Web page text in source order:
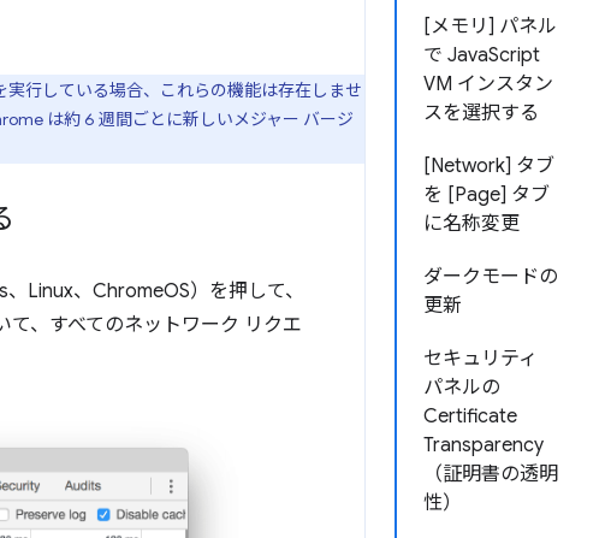
[メモリ] パネル
で JavaScript
VM インスタン
スを選択する
[Network] タブ
を [Page] タブ
に名称変更
ダークモードの
更新
セキュリティ
パネルの
Certificate
Transparency
（証明書の透明
性）
行している場合、これらの機能は存在しませ
は約 6 週間ごとに新しいメジャー バージ
Linux、ChromeOS）を押して、
、すべてのネットワーク リクエ